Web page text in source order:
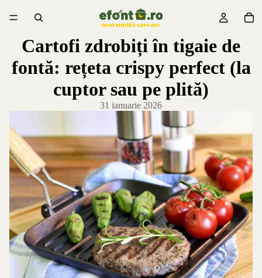
Cartofi zdrobiți în tigaie de
fontă: rețeta crispy perfect (la
cuptor sau pe plită)
31 ianuarie 2026